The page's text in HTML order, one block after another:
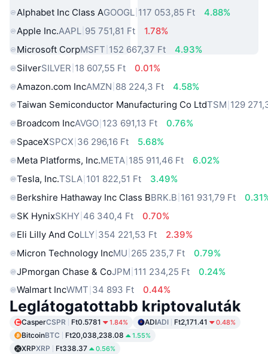
Alphabet Inc Class AGOOGL 117 053,85 Ft
4.88%
Apple Inc.AAPL 95 751,81 Ft
1.78%
Microsoft CorpMSFT 152 667,37 Ft
4.93%
SilverSILVER 18 607,55 Ft
0.01%
Amazon.com IncAMZN 88 224,3 Ft
4.58%
Taiwan Semiconductor Manufacturing Co LtdTSM 129
Broadcom IncAVGO 123 691,13 Ft
0.76%
SpaceXSPCX 36 296,16 Ft
5.68%
Meta Platforms, Inc.META 185 911,46 Ft
6.02%
Tesla, Inc.TSLA 101 822,51 Ft
3.49%
Berkshire Hathaway Inc Class BBRK.B 161 931,79 Ft
SK HynixSKHY 46 340,4 Ft
0.70%
Eli Lilly And CoLLY 354 221,53 Ft
2.39%
Micron Technology IncMU 265 235,7 Ft
0.79%
JPmorgan Chase & CoJPM 111 234,25 Ft
0.24%
Walmart IncWMT 34 893 Ft 0.44%
Leglátogatottabb kriptovaluták
CasperCSPR Ft0.5781 1.84% ADIADI Ft2,171.41 0.48%
BitcoinBTC Ft20,038,238.08 1.55%
XRPXRP Ft338.37 0.56%